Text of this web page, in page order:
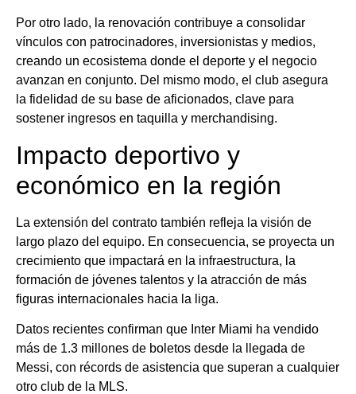
Por otro lado, la renovación contribuye a consolidar
vínculos con patrocinadores, inversionistas y medios,
creando un ecosistema donde el deporte y el negocio
avanzan en conjunto. Del mismo modo, el club asegura
la fidelidad de su base de aficionados, clave para
sostener ingresos en taquilla y merchandising.
Impacto deportivo y
económico en la región
La extensión del contrato también refleja la visión de
largo plazo del equipo. En consecuencia, se proyecta un
crecimiento que impactará en la infraestructura, la
formación de jóvenes talentos y la atracción de más
figuras internacionales hacia la liga.
Datos recientes confirman que Inter Miami ha vendido
más de 1.3 millones de boletos desde la llegada de
Messi, con récords de asistencia que superan a cualquier
otro club de la MLS.